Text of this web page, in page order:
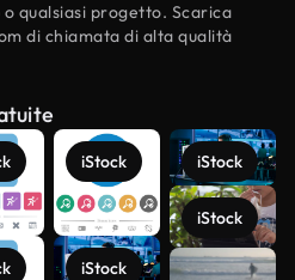
qualsiasi progetto. Scarica
di chiamata di alta qualità
iStock
iStock
iStock
iStock
Scopri di